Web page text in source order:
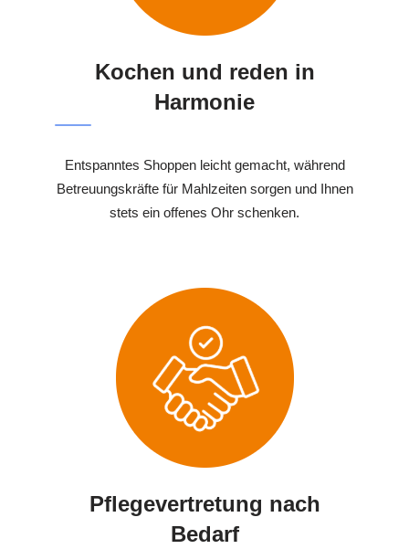
Kochen und reden in
Harmonie
Entspanntes Shoppen leicht gemacht, während
Betreuungskräfte für Mahlzeiten sorgen und Ihnen
stets ein offenes Ohr schenken.
Pflegevertretung nach
Bedarf